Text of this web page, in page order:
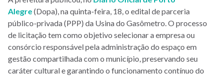
Alegre(Dopa), na quinta-feira, 18, o edital de parceria
público-privada (PPP) da Usina do Gasômetro. O processo
de licitação tem como objetivo selecionar a empresa ou
consórcio responsável pela administração do espaço em
gestão compartilhada com o município, preservando seu
caráter cultural e garantindo o funcionamento contínuo do